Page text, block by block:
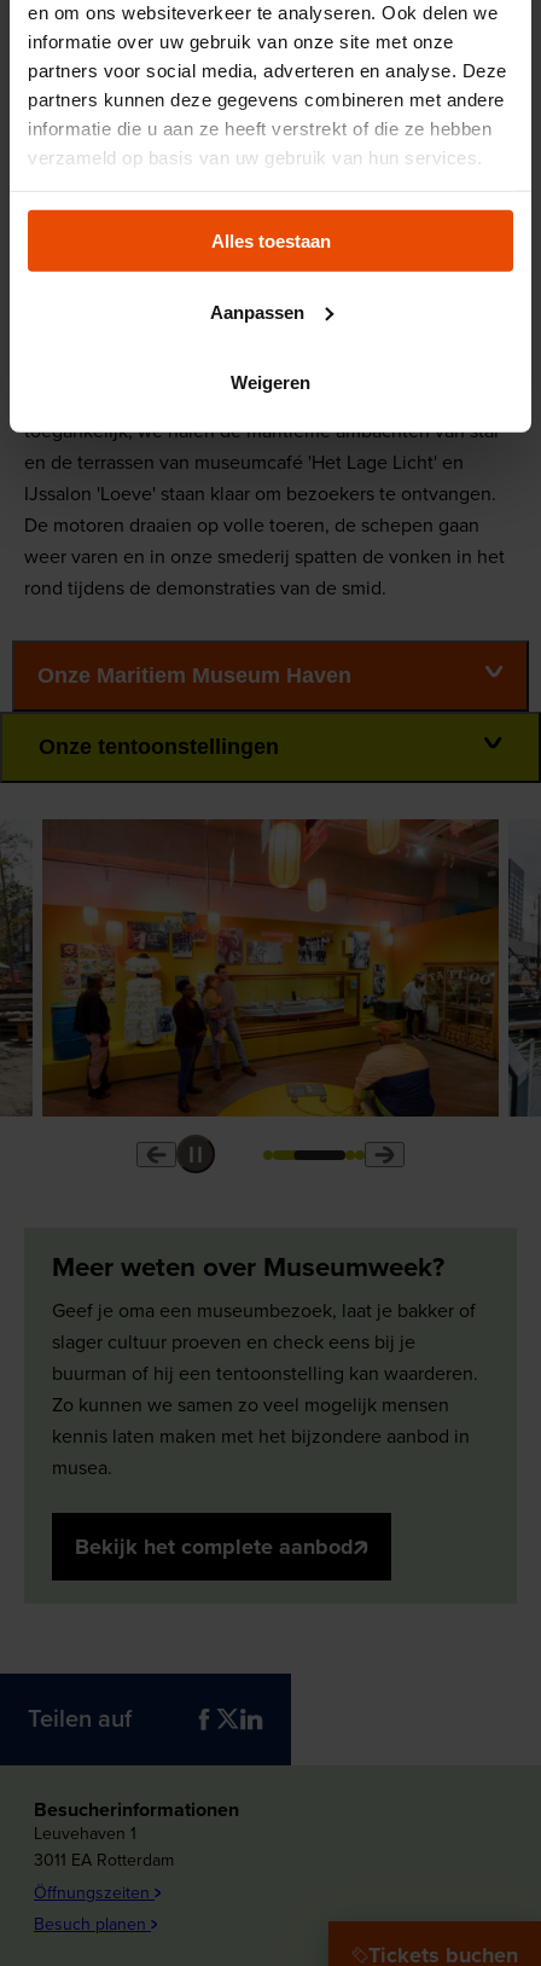
en om ons websiteverkeer te analyseren. Ook delen we
informatie over uw gebruik van onze site met onze
partners voor social media, adverteren en analyse. Deze
partners kunnen deze gegevens combineren met andere
informatie die u aan ze heeft verstrekt of die ze hebben
verzameld op basis van uw gebruik van hun services.
Alles toestaan
Aanpassen
Weigeren
Tijdens de Museumweek mag een ander
met jouw Museumkaart naar het
museum
In deze week van 30 maart t/m 5 april wordt de foto op je
museumkaart niet gecontroleerd aan de kassa, dus ook je
bezoeken. Kopie museumkaart of een foto wordt echter
niet geaccepteerd. De bezoeker moet wel het originele
De museumhaven gaat weer open!
helemaal open: de schepen en kranen zijn weer
toegankelijk, we halen de maritieme ambachten van stal
en de terrassen van museumcafé 'Het Lage Licht' en
IJssalon 'Loeve' staan klaar om bezoekers te ontvangen.
De motoren draaien op volle toeren, de schepen gaan
weer varen en in onze smederij spatten de vonken in het
rond tijdens de demonstraties van de smid.
Onze Maritiem Museum Haven
Onze tentoonstellingen
Meer weten over Museumweek?
Geef je oma een museumbezoek, laat je bakker of
slager cultuur proeven en check eens bij je
buurman of hij een tentoonstelling kan waarderen.
Zo kunnen we samen zo veel mogelijk mensen
kennis laten maken met het bijzondere aanbod in
musea.
Bekijk het complete aanbod
Teilen auf
Besucherinformationen
Leuvehaven 1
3011 EA Rotterdam
Öffnungszeiten
Besuch planen
Tickets buchen